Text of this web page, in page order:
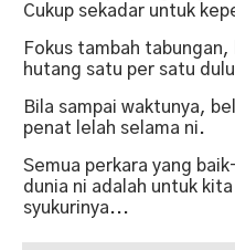
Cukup sekadar untuk
Fokus tambah
hutang satu per satu
Bila sampai waktunya,
penat lelah selama ni.
Semua perkara yang
dunia ni adalah untuk
syukurinya...